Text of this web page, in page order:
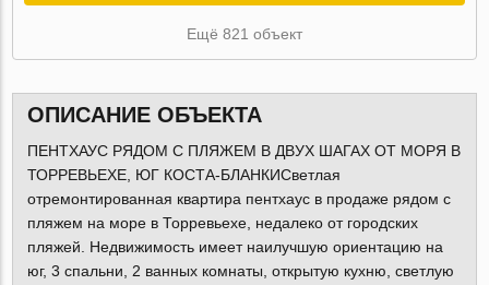
Ещё 821 объект
ОПИСАНИЕ ОБЪЕКТА
ПЕНТХАУС РЯДОМ С ПЛЯЖЕМ В ДВУХ ШАГАХ ОТ МОРЯ В
ТОРРЕВЬЕХЕ, ЮГ КОСТА-БЛАНКИСветлая
отремонтированная квартира пентхаус в продаже рядом с
пляжем на море в Торревьехе, недалеко от городских
пляжей. Недвижимость имеет наилучшую ориентацию на
юг, 3 спальни, 2 ванных комнаты, открытую кухню, светлую